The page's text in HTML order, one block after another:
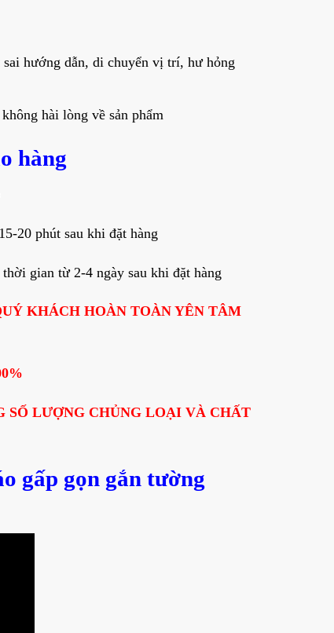
hướng dẫn, di chuyển vị trí, hư hỏng
hài lòng về sản phẩm
hàng
20 phút sau khi đặt hàng
gian từ 2-4 ngày sau khi đặt hàng
KHÁCH HOÀN TOÀN YÊN TÂM
LƯỢNG CHỦNG LOẠI VÀ CHẤT
gấp gọn gắn tường